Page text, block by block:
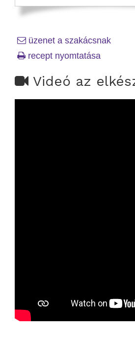
üzenet a szakácsnak
recept nyomtatása
Videó az